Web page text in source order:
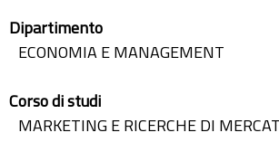
Dipartimento
ECONOMIA E MANAGEMENT
Corso di studi
MARKETING E RICERCHE DI